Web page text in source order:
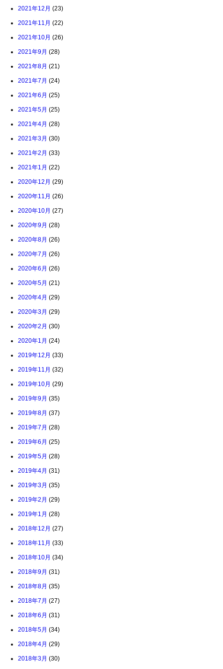
2021年12月 (23)
2021年11月 (22)
2021年10月 (26)
2021年9月 (28)
2021年8月 (21)
2021年7月 (24)
2021年6月 (25)
2021年5月 (25)
2021年4月 (28)
2021年3月 (30)
2021年2月 (33)
2021年1月 (22)
2020年12月 (29)
2020年11月 (26)
2020年10月 (27)
2020年9月 (28)
2020年8月 (26)
2020年7月 (26)
2020年6月 (26)
2020年5月 (21)
2020年4月 (29)
2020年3月 (29)
2020年2月 (30)
2020年1月 (24)
2019年12月 (33)
2019年11月 (32)
2019年10月 (29)
2019年9月 (35)
2019年8月 (37)
2019年7月 (28)
2019年6月 (25)
2019年5月 (28)
2019年4月 (31)
2019年3月 (35)
2019年2月 (29)
2019年1月 (28)
2018年12月 (27)
2018年11月 (33)
2018年10月 (34)
2018年9月 (31)
2018年8月 (35)
2018年7月 (27)
2018年6月 (31)
2018年5月 (34)
2018年4月 (29)
2018年3月 (30)